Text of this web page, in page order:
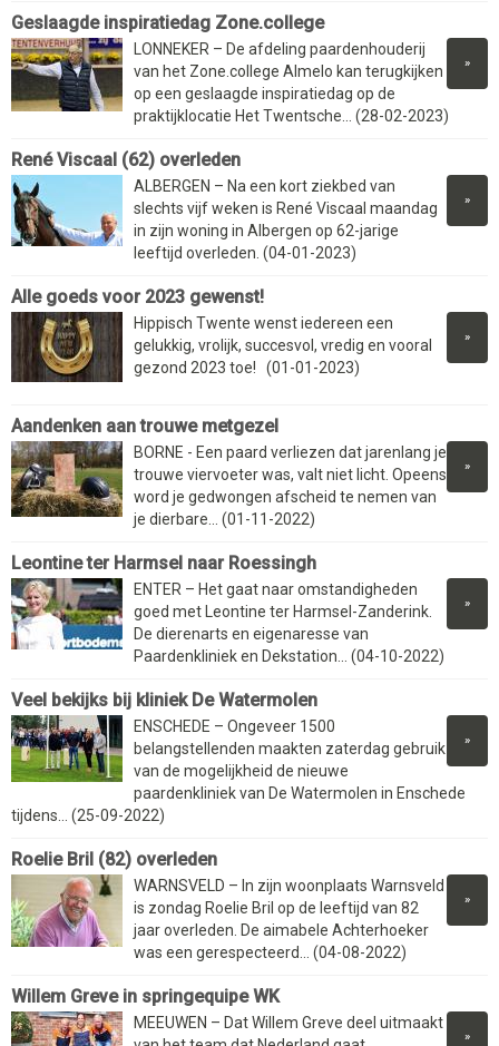
Geslaagde inspiratiedag Zone.college
»
LONNEKER – De afdeling paardenhouderij
van het Zone.college Almelo kan terugkijken
op een geslaagde inspiratiedag op de
praktijklocatie Het Twentsche... (28-02-2023)
René Viscaal (62) overleden
»
ALBERGEN – Na een kort ziekbed van
slechts vijf weken is René Viscaal maandag
in zijn woning in Albergen op 62-jarige
leeftijd overleden. (04-01-2023)
Alle goeds voor 2023 gewenst!
»
Hippisch Twente wenst iedereen een
gelukkig, vrolijk, succesvol, vredig en vooral
gezond 2023 toe! (01-01-2023)
Aandenken aan trouwe metgezel
»
BORNE - Een paard verliezen dat jarenlang je
trouwe viervoeter was, valt niet licht. Opeens
word je gedwongen afscheid te nemen van
je dierbare... (01-11-2022)
Leontine ter Harmsel naar Roessingh
»
ENTER – Het gaat naar omstandigheden
goed met Leontine ter Harmsel-Zanderink.
De dierenarts en eigenaresse van
Paardenkliniek en Dekstation... (04-10-2022)
Veel bekijks bij kliniek De Watermolen
»
ENSCHEDE – Ongeveer 1500
belangstellenden maakten zaterdag gebruik
van de mogelijkheid de nieuwe
paardenkliniek van De Watermolen in Enschede
tijdens... (25-09-2022)
Roelie Bril (82) overleden
»
WARNSVELD – In zijn woonplaats Warnsveld
is zondag Roelie Bril op de leeftijd van 82
jaar overleden. De aimabele Achterhoeker
was een gerespecteerd... (04-08-2022)
Willem Greve in springequipe WK
»
MEEUWEN – Dat Willem Greve deel uitmaakt